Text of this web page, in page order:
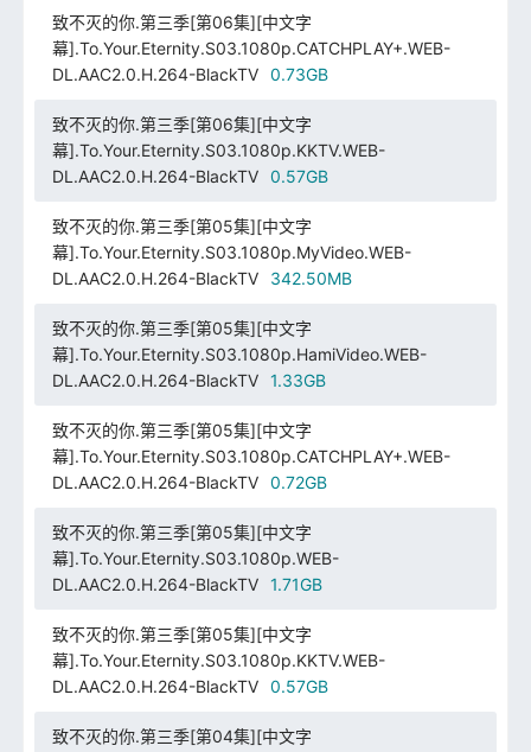
致不灭的你.第三季[第06集][中文字
幕].To.Your.Eternity.S03.1080p.CATCHPLAY+.WEB-
DL.AAC2.0.H.264-BlackTV
0.73GB
致不灭的你.第三季[第06集][中文字
幕].To.Your.Eternity.S03.1080p.KKTV.WEB-
DL.AAC2.0.H.264-BlackTV
0.57GB
致不灭的你.第三季[第05集][中文字
幕].To.Your.Eternity.S03.1080p.MyVideo.WEB-
DL.AAC2.0.H.264-BlackTV
342.50MB
致不灭的你.第三季[第05集][中文字
幕].To.Your.Eternity.S03.1080p.HamiVideo.WEB-
DL.AAC2.0.H.264-BlackTV
1.33GB
致不灭的你.第三季[第05集][中文字
幕].To.Your.Eternity.S03.1080p.CATCHPLAY+.WEB-
DL.AAC2.0.H.264-BlackTV
0.72GB
致不灭的你.第三季[第05集][中文字
幕].To.Your.Eternity.S03.1080p.WEB-
DL.AAC2.0.H.264-BlackTV
1.71GB
致不灭的你.第三季[第05集][中文字
幕].To.Your.Eternity.S03.1080p.KKTV.WEB-
DL.AAC2.0.H.264-BlackTV
0.57GB
致不灭的你.第三季[第04集][中文字